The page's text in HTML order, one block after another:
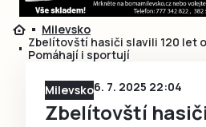
Milevsko
Zbelítovští hasiči slavili 120 let
Pomáhají i sportují
Milevsko6. 7. 2025 22:04
Zbelítovští